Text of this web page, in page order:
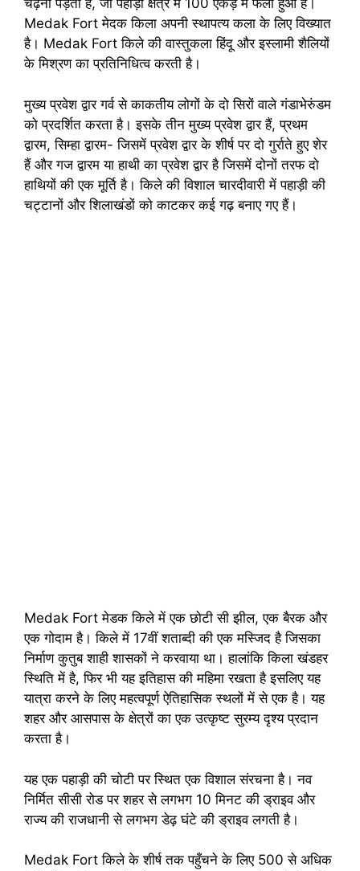
चढ़नी पड़ती हैं, जो पहाड़ी क्षेत्र में 100 एकड़ में फैला हुआ है।
Medak Fort मेदक किला अपनी स्थापत्य कला के लिए विख्यात
है। Medak Fort किले की वास्तुकला हिंदू और इस्लामी शैलियों
के मिश्रण का प्रतिनिधित्व करती है।
मुख्य प्रवेश द्वार गर्व से काकतीय लोगों के दो सिरों वाले गंडाभेरुंडम
को प्रदर्शित करता है। इसके तीन मुख्य प्रवेश द्वार हैं, प्रथम
द्वारम, सिम्हा द्वारम- जिसमें प्रवेश द्वार के शीर्ष पर दो गुर्राते हुए शेर
हैं और गज द्वारम या हाथी का प्रवेश द्वार है जिसमें दोनों तरफ दो
हाथियों की एक मूर्ति है। किले की विशाल चारदीवारी में पहाड़ी की
चट्टानों और शिलाखंडों को काटकर कई गढ़ बनाए गए हैं।
Medak Fort मेडक किले में एक छोटी सी झील, एक बैरक और
एक गोदाम है। किले में 17वीं शताब्दी की एक मस्जिद है जिसका
निर्माण कुतुब शाही शासकों ने करवाया था। हालांकि किला खंडहर
स्थिति में है, फिर भी यह इतिहास की महिमा रखता है इसलिए यह
यात्रा करने के लिए महत्वपूर्ण ऐतिहासिक स्थलों में से एक है। यह
शहर और आसपास के क्षेत्रों का एक उत्कृष्ट सुरम्य दृश्य प्रदान
करता है।
यह एक पहाड़ी की चोटी पर स्थित एक विशाल संरचना है। नव
निर्मित सीसी रोड पर शहर से लगभग 10 मिनट की ड्राइव और
राज्य की राजधानी से लगभग डेढ़ घंटे की ड्राइव लगती है।
Medak Fort किले के शीर्ष तक पहुँचने के लिए 500 से अधिक